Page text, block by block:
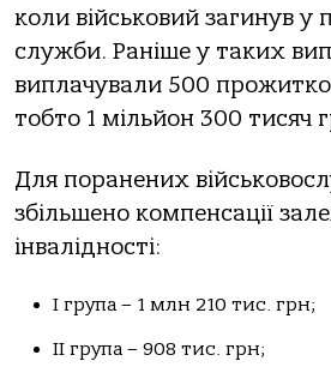
коли військовий загинув у
служби. Раніше у таких
виплачували 500
тобто 1 мільйон 300 тисяч
Для поранених
збільшено компенсації
інвалідності:
I група – 1 млн 210 тис. грн;
II група – 908 тис. грн;